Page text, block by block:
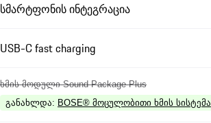
სმარტფონის ინტეგრაცია
USB-C fast charging
ხმის მოდული Sound Package Plus
განახლდა: BOSE® მოცულობითი ხმის სისტემა